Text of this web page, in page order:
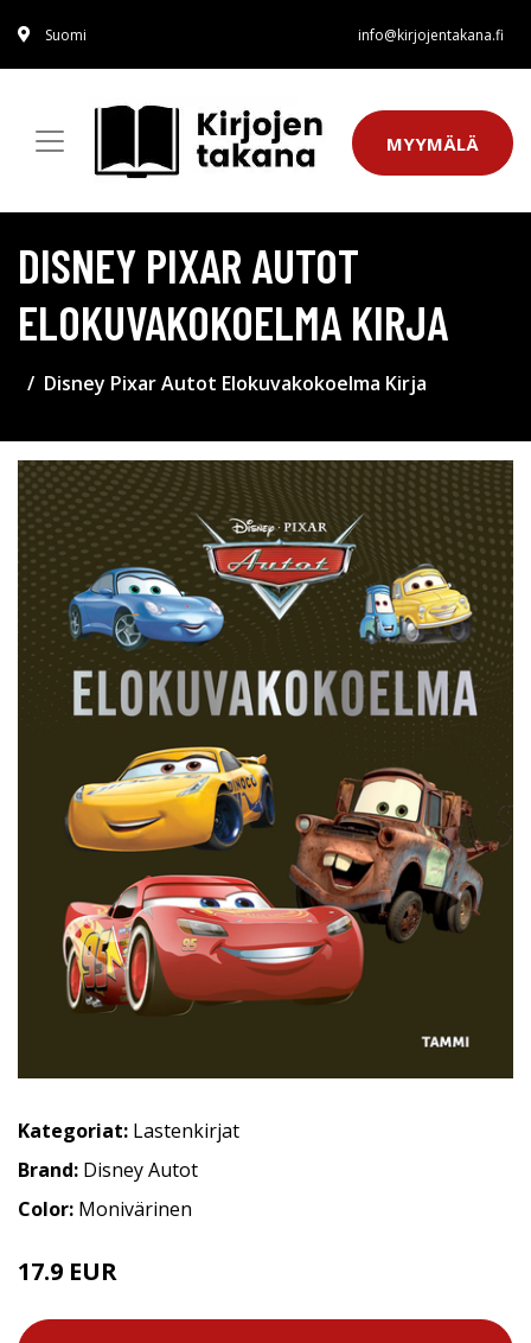
Suomi info@kirjojentakana.fi
MYYMÄLÄ
DISNEY PIXAR AUTOT
ELOKUVAKOKOELMA KIRJA
Disney Pixar Autot Elokuvakokoelma Kirja
Kategoriat: Lastenkirjat
Brand: Disney Autot
Color: Monivärinen
17.9 EUR